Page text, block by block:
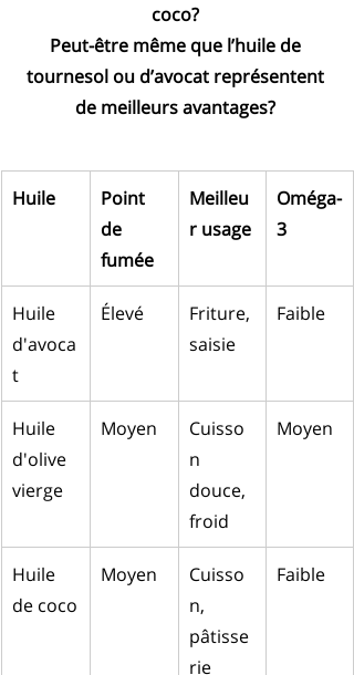
coco?
Peut-être même que l’huile de
tournesol ou d’avocat représentent
de meilleurs avantages?
Huile
Point
de
fumée
Meilleu
r usage
Oméga-
3
Huile
d'avoca
t
Élevé
Friture,
saisie
Faible
Huile
d'olive
vierge
Moyen
Cuisso
n
douce,
froid
Moyen
Huile
de coco
Moyen
Cuisso
n,
pâtisse
rie
Faible